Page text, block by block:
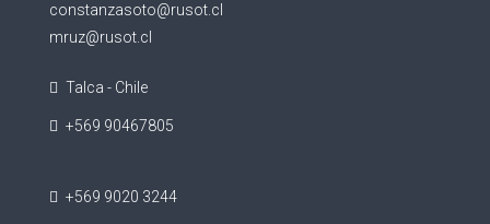
constanzasoto@rusot.cl
mruz@rusot.cl
Talca - Chile
+569 90467805
+569 9020 3244